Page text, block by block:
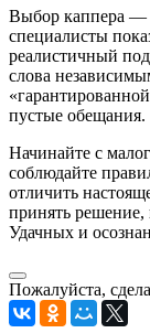
Выбор каппера —
специалисты
реалистичный
слова
пустые обещания.
Начинайте с
соблюдайте
отличить
принять решение,
Удачных и
Пожалуйста,